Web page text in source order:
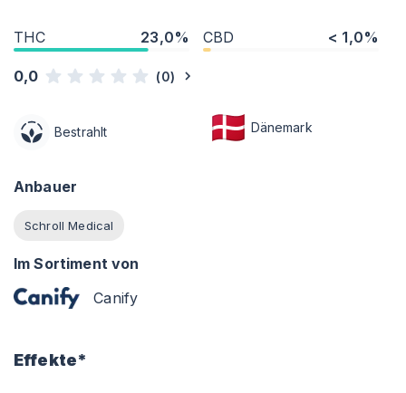
THC 23,0% CBD < 1,0%
0,0 (0)
Bestrahlt Dänemark
Anbauer
Schroll Medical
Im Sortiment von
Canify
Effekte*